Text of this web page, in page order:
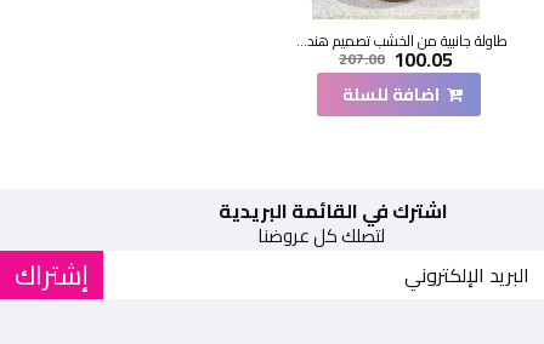
طاولة جانبية من الخشب تصميم هندسي ابداع مقاس47×44×44سم
100.05
207.00
اضافة للسلة
اشترك في القائمة البريدية
لتصلك كل عروضنا
إشتراك